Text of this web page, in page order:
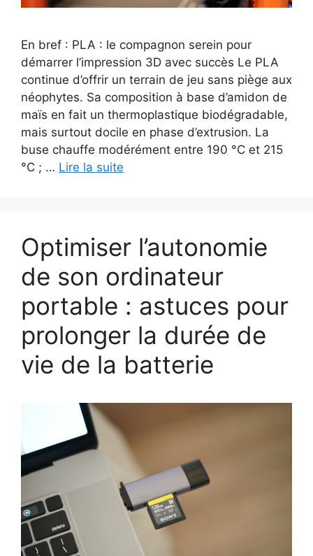
En bref : PLA : le compagnon serein pour
démarrer l’impression 3D avec succès Le PLA
continue d’offrir un terrain de jeu sans piège aux
néophytes. Sa composition à base d’amidon de
maïs en fait un thermoplastique biodégradable,
mais surtout docile en phase d’extrusion. La
buse chauffe modérément entre 190 °C et 215
°C ; … Lire la suite
Optimiser l’autonomie
de son ordinateur
portable : astuces pour
prolonger la durée de
vie de la batterie